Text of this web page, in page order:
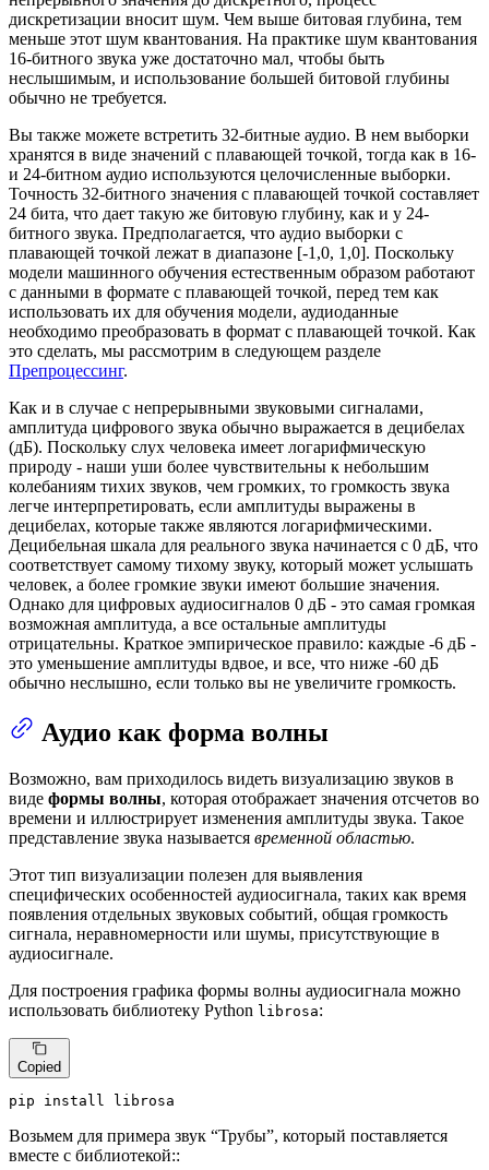
дискретизации вносит шум. Чем выше битовая глубина, тем
меньше этот шум квантования. На практике шум квантования
16-битного звука уже достаточно мал, чтобы быть
неслышимым, и использование большей битовой глубины
обычно не требуется.
Вы также можете встретить 32-битные аудио. В нем выборки
хранятся в виде значений с плавающей точкой, тогда как в 16-
и 24-битном аудио используются целочисленные выборки.
Точность 32-битного значения с плавающей точкой составляет
24 бита, что дает такую же битовую глубину, как и у 24-
битного звука. Предполагается, что аудио выборки с
плавающей точкой лежат в диапазоне [-1,0, 1,0]. Поскольку
модели машинного обучения естественным образом работают
с данными в формате с плавающей точкой, перед тем как
использовать их для обучения модели, аудиоданные
необходимо преобразовать в формат с плавающей точкой. Как
это сделать, мы рассмотрим в следующем разделе
Препроцессинг.
Как и в случае с непрерывными звуковыми сигналами,
амплитуда цифрового звука обычно выражается в децибелах
(дБ). Поскольку слух человека имеет логарифмическую
природу - наши уши более чувствительны к небольшим
колебаниям тихих звуков, чем громких, то громкость звука
легче интерпретировать, если амплитуды выражены в
децибелах, которые также являются логарифмическими.
Децибельная шкала для реального звука начинается с 0 дБ, что
соответствует самому тихому звуку, который может услышать
человек, а более громкие звуки имеют большие значения.
Однако для цифровых аудиосигналов 0 дБ - это самая громкая
возможная амплитуда, а все остальные амплитуды
отрицательны. Краткое эмпирическое правило: каждые -6 дБ -
это уменьшение амплитуды вдвое, и все, что ниже -60 дБ
обычно неслышно, если только вы не увеличите громкость.
Аудио как форма волны
Возможно, вам приходилось видеть визуализацию звуков в
виде формы волны, которая отображает значения отсчетов во
времени и иллюстрирует изменения амплитуды звука. Такое
представление звука называется временной областью.
Этот тип визуализации полезен для выявления
специфических особенностей аудиосигнала, таких как время
появления отдельных звуковых событий, общая громкость
сигнала, неравномерности или шумы, присутствующие в
аудиосигнале.
Для построения графика формы волны аудиосигнала можно
использовать библиотеку Python librosa:
Copied
pip install librosa
Возьмем для примера звук “Трубы”, который поставляется
вместе с библиотекой::